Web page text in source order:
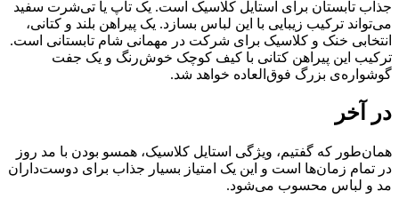
جذاب تابستان برای استایل کلاسیک است. یک تاپ یا تی‌شرت سفید
می‌تواند ترکیب زیبایی با این لباس بسازد. یک پیراهن بلند و کتانی،
انتخابی خنک و کلاسیک برای شرکت در مهمانی شام تابستانی است.
ترکیب این پیراهن کتانی با کیف کوچک خوش‌رنگ و یک جفت
گوشواره‌ی بزرگ فوق‌العاده خواهد شد.
در آخر
همان‌طور که گفتیم، ویژگی استایل کلاسیک، همسو بودن با مد روز
در تمام زمان‌ها است و این یک امتیاز بسیار جذاب برای دوست‌داران
مد و لباس محسوب می‌شود.